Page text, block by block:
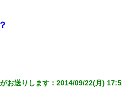
お送りします ：2014/09/22(月)